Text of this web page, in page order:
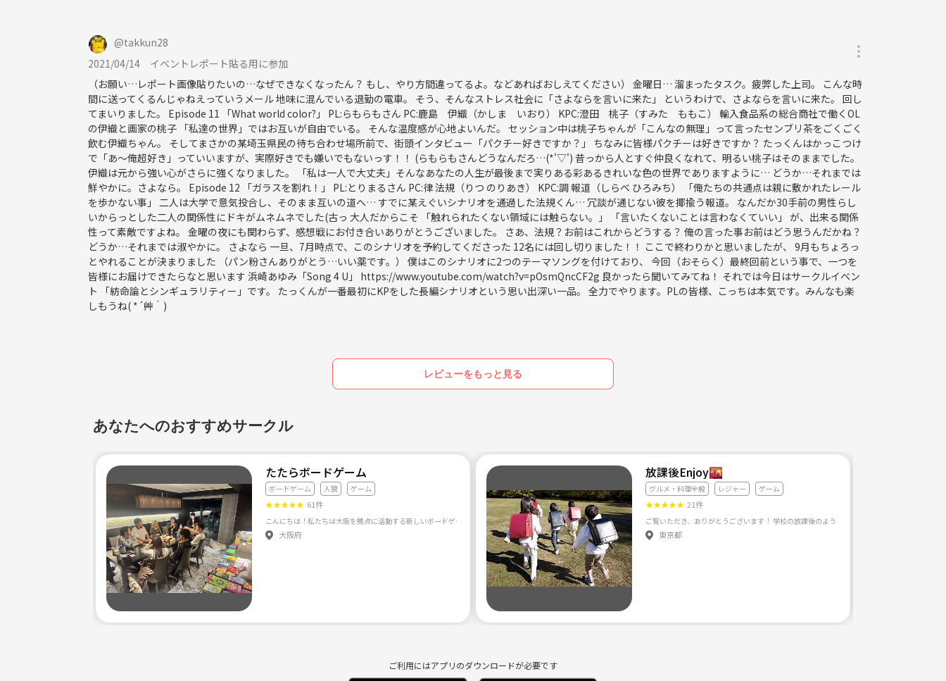
ロールが難しい。
NPCとの会話や駆け引きも重要になる。
シナリオタイプはシティが多め。
ーーーーーーーーーーーーーーー
⚫︎管理人
25歳の会社員(女)
クトゥルフ無しでは生きられない体になった。
ネット弁慶です。
4月中旬〜8月下旬まで不在にするので、信頼できる方に管理人を依頼します。
2021年秋冬くらいにコテージ借りて対面オールナイトクトゥルフをやる。絶対やる。
⚫︎クトゥルフ開催カレンダー
https://calendar.google.com/calendar/embed?src=trpgkanriyou%40gmail.com&ctz=Asia%2FTokyo
@takkun28
2021/04/14
イベントレポート貼る用に参加
（お願い…レポート画像貼りたいの…なぜできなくなったん？ もし、やり方間違ってるよ。などあればおしえてください） 金曜日… 溜まったタスク。疲弊した上司。 こんな時
間に送ってくるんじゃねえっていうメール 地味に混んでいる退勤の電車。 そう、そんなストレス社会に「さよならを言いに来た」 というわけで、さよならを言いに来た。 回し
てまいりました。 Episode 11 「What world color?」 PL:らもらもさん PC:鹿島 伊織（かしま いおり） KPC:澄田 桃子（すみた ももこ） 輸入食品系の総合商社で働くOL
の伊織と画家の桃子 「私達の世界」ではお互いが自由でいる。 そんな温度感が心地よいんだ。 セッション中は桃子ちゃんが「こんなの無理」って言ったセンブリ茶をごくごく
飲む伊織ちゃん。 そしてまさかの某埼玉県民の待ち合わせ場所前で、街頭インタビュー「パクチー好きですか？」 ちなみに皆様パクチーは好きですか？ たっくんはかっこつけ
で「あ～俺超好き」っていいますが、実際好きでも嫌いでもないっす！！ (らもらもさんどうなんだろ…(*'▽') 昔っから人とすぐ仲良くなれて、明るい桃子はそのままでした。
伊織は元から強い心がさらに強くなりました。 「私は一人で大丈夫」そんなあなたの人生が最後まで実りある彩あるきれいな色の世界でありますように… どうか…それまでは
鮮やかに。さよなら。 Episode 12 「ガラスを割れ！」 PL:とりまるさん PC:律 法規（りつ のりあき） KPC:調 報道（しらべ ひろみち） 「俺たちの共通点は親に敷かれたレール
を歩かない事」 二人は大学で意気投合し、そのまま互いの道へ… すでに某えぐいシナリオを通過した法規くん… 冗談が通じない彼を揶揄う報道。 なんだか30手前の男性らし
いからっとした二人の関係性にドキがムネムネでした(古っ 大人だからこそ 「触れられたくない領域には触らない。」 「言いたくないことは言わなくていい」 が、出来る関係
性って素敵ですよね。 金曜の夜にも関わらず、感想戦にお付き合いありがとうございました。 さあ、法規？お前はこれからどうする？ 俺の言った事お前はどう思うんだかね？
どうか…それまでは淑やかに。 さよなら 一旦、7月時点で、このシナリオを予約してくださった 12名には回し切りました！！ ここで終わりかと思いましたが、 9月もちょろっ
とやれることが決まりました （パン粉さんありがとう…いい薬です。） 僕はこのシナリオに2つのテーマソングを付けており、 今回（おそらく）最終回前という事で、一つを
皆様にお届けできたらなと思います 浜崎あゆみ「Song 4 U」 https://www.youtube.com/watch?v=pOsmQncCF2g 良かったら聞いてみてね！ それでは今日はサークルイベン
ト 「紡命論とシンギュラリティー」です。 たっくんが一番最初にKPをした長編シナリオという思い出深い一品。 全力でやります。PLの皆様、こっちは本気です。みんなも楽
しもうね( *´艸｀)
レビューをもっと見る
あなたへのおすすめサークル
たたらボードゲーム
ボードゲーム 人狼 ゲーム
★★★★★ 61件
大阪府
放課後Enjoy🌇
グルメ・料理全般 レジャー ゲーム
★★★★★ 21件
東京都
ご利用にはアプリのダウンロードが必要です